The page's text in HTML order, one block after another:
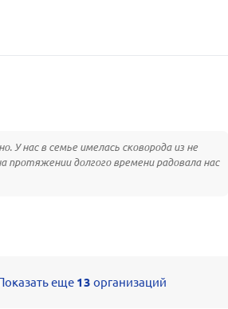
У нас в семье имелась сковорода из не
протяжении долгого времени радовала нас
еще 13 организаций